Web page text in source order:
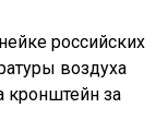
российских
воздуха
кронштейн за